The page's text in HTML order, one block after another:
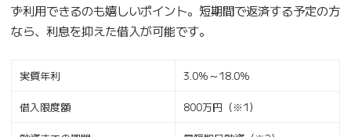
ず利用できるのも嬉しいポイント。短期間で返済する予定の方
なら、利息を抑えた借入が可能です。
実質年利 3.0％～18.0％
借入限度額 800万円（※1）